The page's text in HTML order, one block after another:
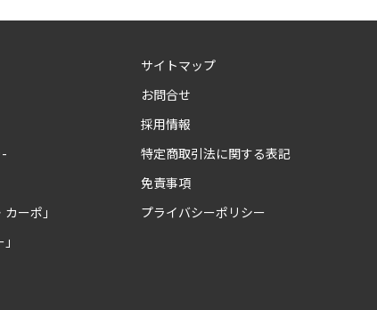
ーポ」
サイトマップ
お問合せ
採用情報
特定商取引法に関する表記
免責事項
プライバシーポリシー